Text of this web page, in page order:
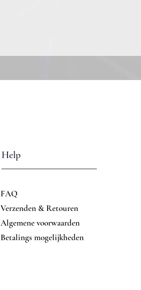
Help
FAQ
Verzenden & Retouren
Algemene voorwaarden
Betalings mogelijkheden